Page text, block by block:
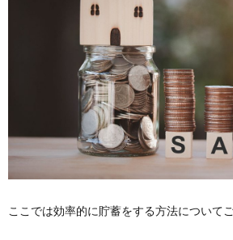
ここでは効率的に貯蓄をする方法について